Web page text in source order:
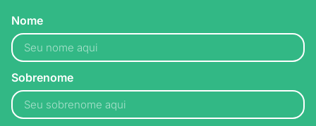
Nome
Sobrenome